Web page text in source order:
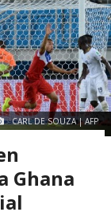
CARL DE SOUZA | AFP
Ghana